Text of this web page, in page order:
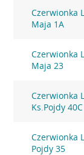
Czerwionka
Maja 1A
Czerwionka
Maja 23
Czerwionka
Ks.Pojdy 40C
Czerwionka
Pojdy 35